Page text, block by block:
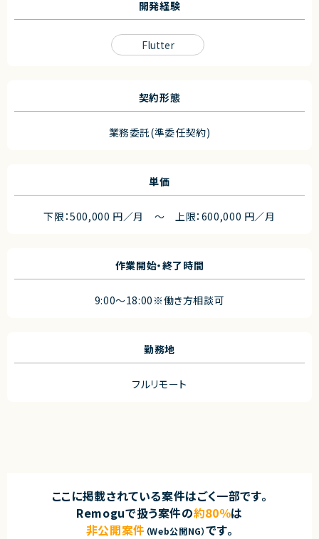
開発経験
Flutter
契約形態
業務委託(準委任契約)
単価
下限：500,000 円／月 ～ 上限：600,000 円／月
作業開始・終了時間
9:00～18:00※働き方相談可
勤務地
フルリモート
ここに掲載されている案件はごく一部です。
Remoguで扱う案件の約80％は
非公開案件 （Web公開NG）です。